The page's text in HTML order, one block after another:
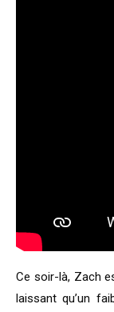
Ce soir-là, Zach
laissant qu’un